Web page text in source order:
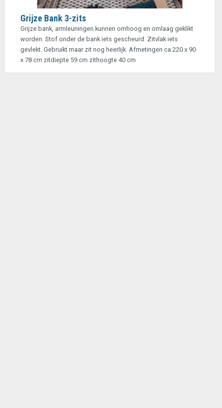
Grijze Bank 3-zits
Grijze bank, armleuningen kunnen omhoog en omlaag geklikt
worden. Stof onder de bank iets gescheurd. Zitvlak iets
gevlekt. Gebruikt maar zit nog heerlijk. Afmetingen ca 220 x 90
x 78 cm zitdiepte 59 cm zithoogte 40 cm